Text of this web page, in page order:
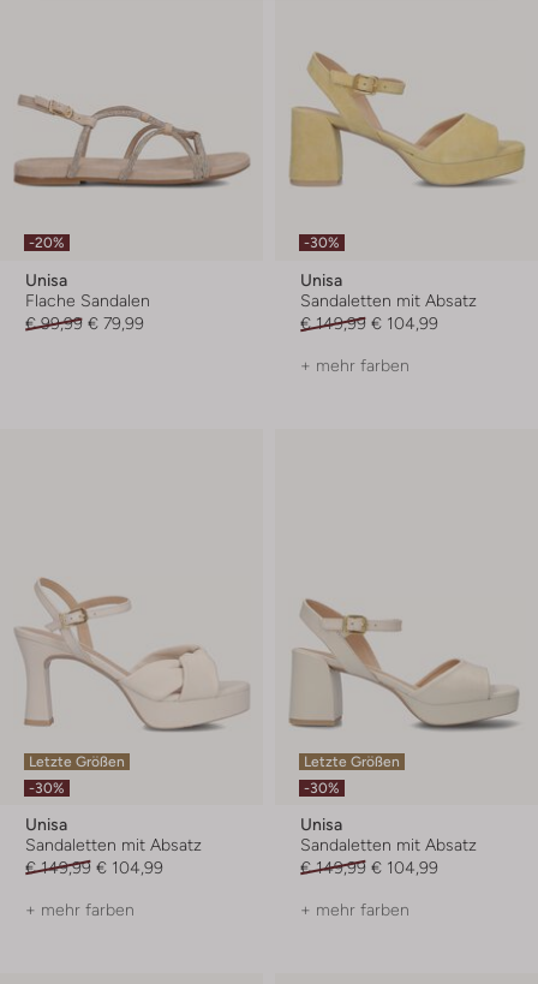
-20%
Unisa
Flache Sandalen
€ 99,99 € 79,99
-30%
Unisa
Sandaletten mit Absatz
€ 149,99 € 104,99
+ mehr farben
Letzte Größen
-30%
Unisa
Sandaletten mit Absatz
€ 149,99 € 104,99
+ mehr farben
Letzte Größen
-30%
Unisa
Sandaletten mit Absatz
€ 149,99 € 104,99
+ mehr farben